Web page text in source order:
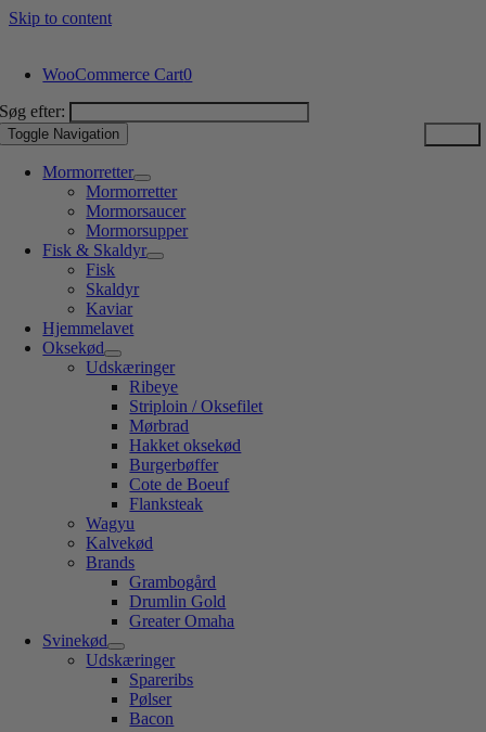
Skip to content
WooCommerce Cart0
Søg efter:
Toggle Navigation
Mormorretter
Mormorretter
Mormorsaucer
Mormorsupper
Fisk & Skaldyr
Fisk
Skaldyr
Kaviar
Hjemmelavet
Oksekød
Udskæringer
Ribeye
Striploin / Oksefilet
Mørbrad
Hakket oksekød
Burgerbøffer
Cote de Boeuf
Flanksteak
Wagyu
Kalvekød
Brands
Grambogård
Drumlin Gold
Greater Omaha
Svinekød
Udskæringer
Spareribs
Pølser
Bacon